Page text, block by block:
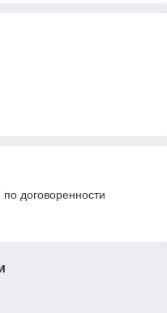
договоренности